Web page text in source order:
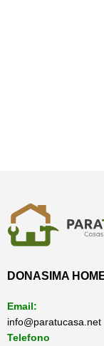
DONASIMA
Email:
info@paratucasa.net
Telefono